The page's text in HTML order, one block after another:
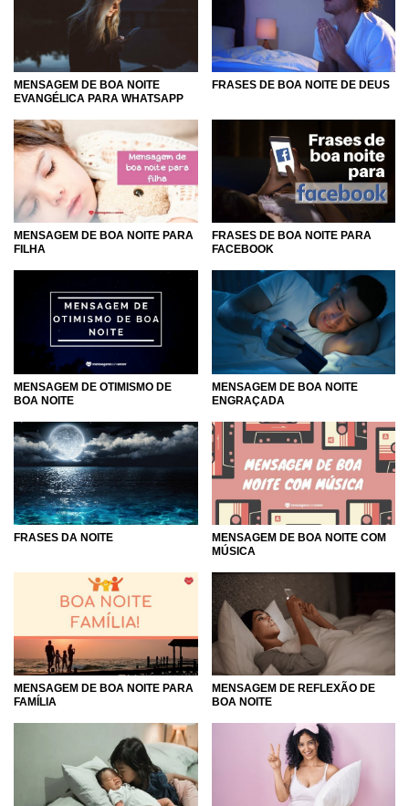
MENSAGEM DE BOA NOITE
EVANGÉLICA PARA WHATSAPP
FRASES DE BOA NOITE DE DEUS
MENSAGEM DE BOA NOITE PARA
FILHA
FRASES DE BOA NOITE PARA
FACEBOOK
MENSAGEM DE OTIMISMO DE
BOA NOITE
MENSAGEM DE BOA NOITE
ENGRAÇADA
FRASES DA NOITE
MENSAGEM DE BOA NOITE COM
MÚSICA
MENSAGEM DE BOA NOITE PARA
FAMÍLIA
MENSAGEM DE REFLEXÃO DE
BOA NOITE